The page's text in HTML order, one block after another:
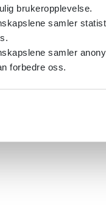
brukeropplevelse.
samler
samler
forbedre oss.